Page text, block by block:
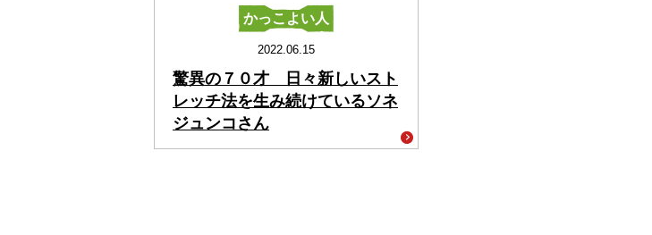
かっこよい人
2022.06.15
驚異の７０才 日々新しいスト
レッチ法を生み続けているソネ
ジュンコさん